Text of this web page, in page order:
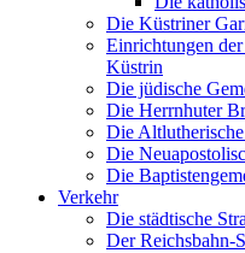
Die Küstriner
Einrichtungen
Küstrin
Die jüdische
Die Herrnhuter
Die
Die
Die
Verkehr
Die städtische
Der Reichsbahn-